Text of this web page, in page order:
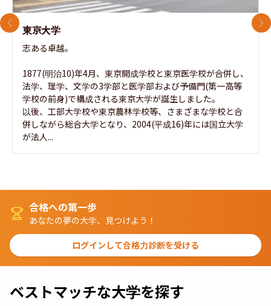
東京大学
志ある卓越。
1877(明治10)年4月、東京開成学校と東京医学校が合併し、
法学、理学、文学の3学部と医学部および予備門(第一高等
学校の前身)で構成される東京大学が誕生しました。
以後、工部大学校や東京農林学校等、さまざまな学校と合
併しながら総合大学となり、2004(平成16)年には国立大学
が法人...
前のスライド 次
合格への第一歩
あなたの夢の大学、見つけよう！
ログインして合格力診断を受ける
ベストマッチな大学を探す